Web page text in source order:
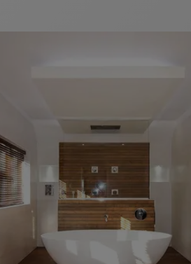
som uppfyller
ovan, ett tyskt abP-certifikat
finns på tillhörande
(ETA = European
ytor och täcksilarna – i slutet
stål. För profilramen kan
(KERDI-LINE-D).
GTO
ingår det ett vattenlås
som kan förekomma i
Med en
permanent och vid